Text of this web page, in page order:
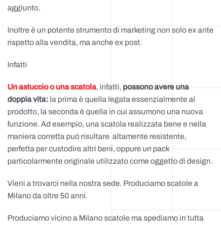
aggiunto.
Inoltre è un potente strumento di marketing non solo ex ante
rispetto alla vendita, ma anche ex post.
Infatti
Un astuccio o una scatola, infatti,possono avere una
doppia vita: la prima è quella legata essenzialmente al
prodotto, la seconda è quella in cui assumono una nuova
funzione. Ad esempio, una scatola realizzata bene e nella
maniera corretta può risultare altamente resistente,
perfetta per custodire altri beni, oppure un pack
particolarmente originale utilizzato come oggetto di design.
Vieni a trovarci nella nostra sede. Produciamo scatole a
Milano da oltre 50 anni.
Produciamo vicino a Milano scatole ma spediamo in tutta